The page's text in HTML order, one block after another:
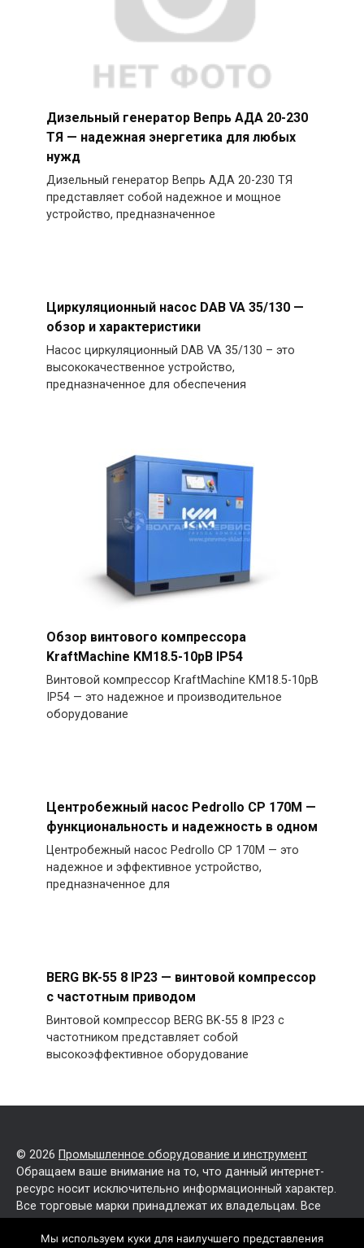
Дизельный генератор Вепрь АДА 20-230
ТЯ — надежная энергетика для любых
нужд
Дизельный генератор Вепрь АДА 20-230 ТЯ
представляет собой надежное и мощное
устройство, предназначенное
Циркуляционный насос DAB VA 35/130 —
обзор и характеристики
Насос циркуляционный DAB VA 35/130 – это
высококачественное устройство,
предназначенное для обеспечения
Обзор винтового компрессора
KraftMachine KM18.5-10рВ IP54
Винтовой компрессор KraftMachine KM18.5-10рВ
IP54 — это надежное и производительное
оборудование
Центробежный насос Pedrollo CP 170M —
функциональность и надежность в одном
Центробежный насос Pedrollo CP 170M — это
надежное и эффективное устройство,
предназначенное для
BERG BK-55 8 IP23 — винтовой компрессор
с частотным приводом
Винтовой компрессор BERG BK-55 8 IP23 с
частотником представляет собой
высокоэффективное оборудование
© 2026 Промышленное оборудование и инструмент
Обращаем ваше внимание на то, что данный интернет-
ресурс носит исключительно информационный характер.
Все торговые марки принадлежат их владельцам. Все
Мы используем куки для наилучшего представления